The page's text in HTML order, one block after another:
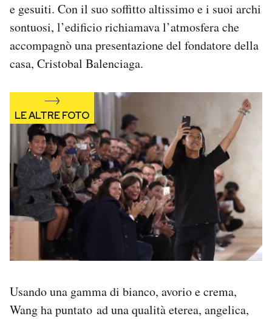
e gesuiti. Con il suo soffitto altissimo e i suoi archi
sontuosi, l’edificio richiamava l’atmosfera che
accompagnò una presentazione del fondatore della
casa, Cristobal Balenciaga.
Usando una gamma di bianco, avorio e crema,
Wang ha puntato ad una qualità eterea, angelica,